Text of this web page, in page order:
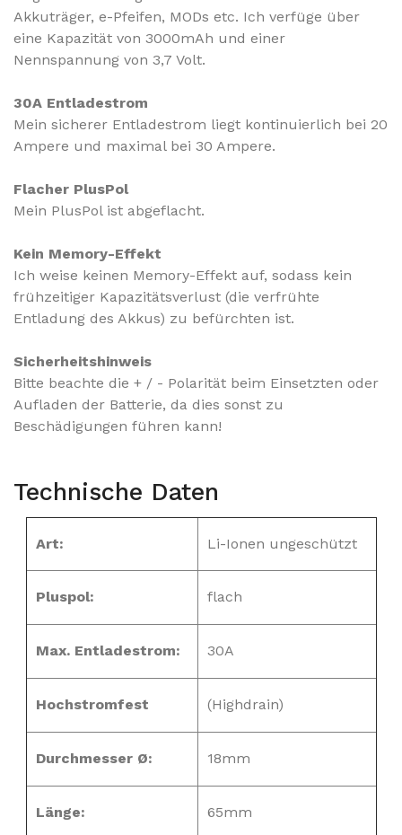
Akkuträger, e-Pfeifen, MODs etc. Ich verfüge über
eine Kapazität von 3000mAh und einer
Nennspannung von 3,7 Volt.
30A Entladestrom
Mein sicherer Entladestrom liegt kontinuierlich bei 20
Ampere und maximal bei 30 Ampere.
Flacher PlusPol
Mein PlusPol ist abgeflacht.
Kein Memory-Effekt
Ich weise keinen Memory-Effekt auf, sodass kein
frühzeitiger Kapazitätsverlust (die verfrühte
Entladung des Akkus) zu befürchten ist.
Sicherheitshinweis
Bitte beachte die + / - Polarität beim Einsetzten oder
Aufladen der Batterie, da dies sonst zu
Beschädigungen führen kann!
Technische Daten
Art: Li-Ionen ungeschützt
Pluspol: flach
Max. Entladestrom: 30A
Hochstromfest (Highdrain)
Durchmesser Ø: 18mm
Länge: 65mm